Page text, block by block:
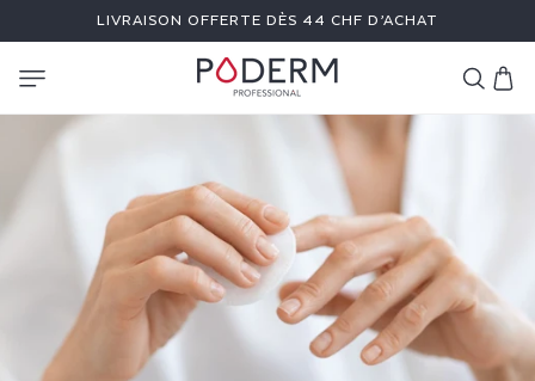
AU
LIVRAISON OFFERTE DÈS 44 CHF D’ACHAT
Panier